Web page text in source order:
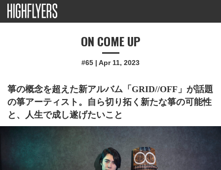
ON COME UP
#65 | Apr 11, 2023
箏の概念を超えた新アルバム「GRID//OFF」が話題
の箏アーティスト。自ら切り拓く新たな箏の可能性
と、人生で成し遂げたいこと